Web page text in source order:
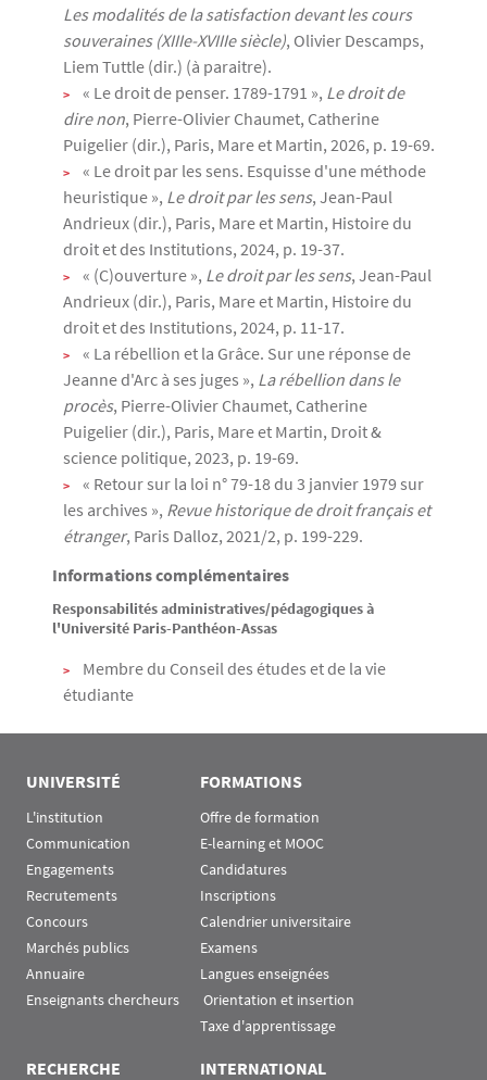
Les modalités de la satisfaction devant les cours
souveraines (XIIIe-XVIIIe siècle), Olivier Descamps,
Liem Tuttle (dir.) (à paraitre).
« Le droit de penser. 1789-1791 », Le droit de
dire non, Pierre-Olivier Chaumet, Catherine
Puigelier (dir.), Paris, Mare et Martin, 2026, p. 19-69.
« Le droit par les sens. Esquisse d'une méthode
heuristique », Le droit par les sens, Jean-Paul
Andrieux (dir.), Paris, Mare et Martin, Histoire du
droit et des Institutions, 2024, p. 19-37.
« (C)ouverture », Le droit par les sens, Jean-Paul
Andrieux (dir.), Paris, Mare et Martin, Histoire du
droit et des Institutions, 2024, p. 11-17.
« La rébellion et la Grâce. Sur une réponse de
Jeanne d'Arc à ses juges », La rébellion dans le
procès, Pierre-Olivier Chaumet, Catherine
Puigelier (dir.), Paris, Mare et Martin, Droit &
science politique, 2023, p. 19-69.
« Retour sur la loi n° 79-18 du 3 janvier 1979 sur
les archives », Revue historique de droit français et
étranger, Paris Dalloz, 2021/2, p. 199-229.
Informations complémentaires
Responsabilités administratives/pédagogiques à
l'Université Paris-Panthéon-Assas
Membre du Conseil des études et de la vie
étudiante
UNIVERSITÉ
L'institution
Communication
Engagements
Recrutements
Concours
Marchés publics
Annuaire
Enseignants chercheurs
FORMATIONS
Offre de formation
E-learning et MOOC
Candidatures
Inscriptions
Calendrier universitaire
Examens
Langues enseignées
Orientation et insertion
Taxe d'apprentissage
RECHERCHE INTERNATIONAL